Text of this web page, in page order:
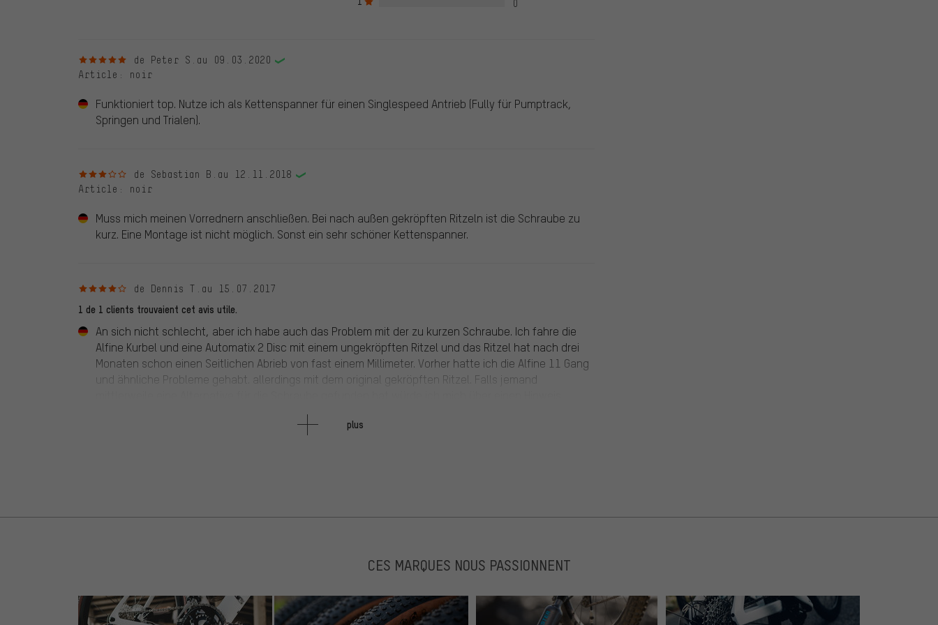
0
5 sur 5 étoilesde Peter S. au 09.03.2020
Article : noir
Funktioniert top. Nutze ich als Kettenspanner für einen Singlespeed Antrieb (Fully für Pumptrack,
Springen und Trialen).
3 sur 5 étoilesde Sebastian B. au 12.11.2018
Article : noir
Muss mich meinen Vorrednern anschließen. Bei nach außen gekröpften Ritzeln ist die Schraube zu
kurz. Eine Montage ist nicht möglich. Sonst ein sehr schöner Kettenspanner.
4 sur 5 étoilesde Dennis T. au 15.07.2017
1 de 1 clients trouvaient cet avis utile.
An sich nicht schlecht, aber ich habe auch das Problem mit der zu kurzen Schraube. Ich fahre die
Alfine Kurbel und eine Automatix 2 Disc mit einem ungekröpften Ritzel und das Ritzel hat nach drei
Monaten schon einen Seitlichen Abrieb von fast einem Millimeter. Vorher hatte ich die Alfine 11 Gang
und ähnliche Probleme gehabt. allerdings mit dem original gekröpften Ritzel. Falls jemand
freuen, denn der Kettenspanner ist einer der schönsten, die man kaufen kann und mir ist selbst bei
den schlechtesten Wegen noch nichtt die Kette abgesprungen. Wenn ich ein gekröpftes Ritzel mit
types of sprockets, otherwise the chain may come off the
sprockets."
plus
CES MARQUES NOUS PASSIONNENT